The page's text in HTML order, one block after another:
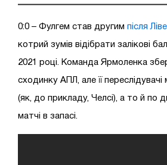
0:0 – Фулгем став другим після
котрий зумів відібрати залікові
2021 році. Команда Ярмоленка
сходинку АПЛ, але її
(як, до прикладу, Челсі), а то й по
матчі в запасі.